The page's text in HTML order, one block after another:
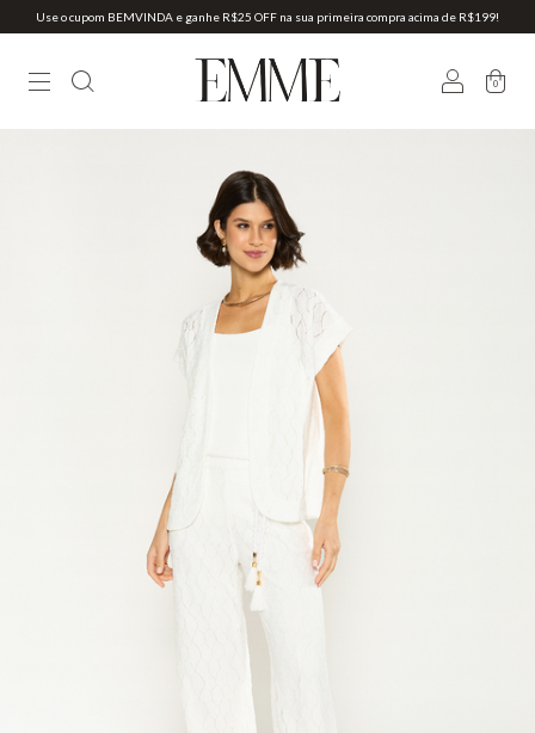
Use o cupom BEMVINDA e ganhe R$25 OFF na sua primeira compra acima de R$199!
0